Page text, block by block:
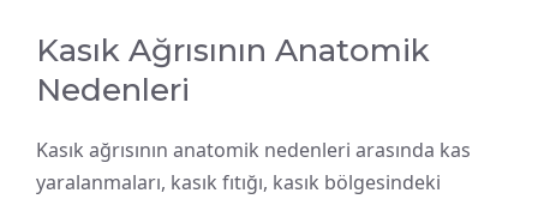
Kasık Ağrısının Anatomik
Nedenleri
Kasık ağrısının anatomik nedenleri arasında kas
yaralanmaları, kasık fıtığı, kasık bölgesindeki